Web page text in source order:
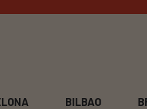
BRUSELAS